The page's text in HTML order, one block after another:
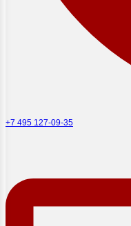
+7 495 127-09-35